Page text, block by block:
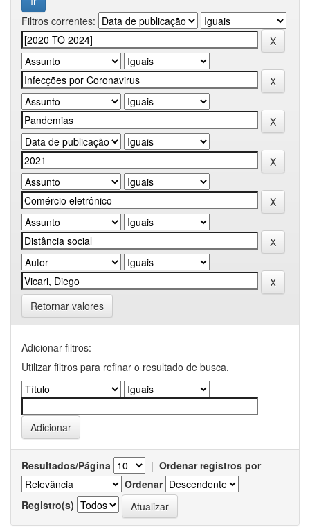
Filtros correntes:
Retornar valores
Adicionar filtros:
Utilizar filtros para refinar o resultado de busca.
Resultados/Página | Ordenar registros por
Ordenar
Registro(s)